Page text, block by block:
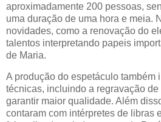
aproximadamente 200 pessoas,
uma duração de uma hora e meia.
novidades, como a renovação do
talentos interpretando papeis
de Maria.
A produção do espetáculo também
técnicas, incluindo a regravação
garantir maior qualidade. Além
contaram com intérpretes de libras